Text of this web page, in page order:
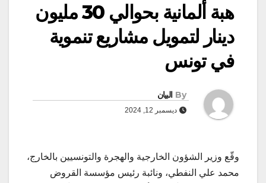
هبة ألمانية بحوالي 30 مليون
دينار لتمويل مشاريع تنموية
في تونس
By البيان
ديسمبر 12, 2024
وقّع وزير الشؤون الخارجية والهجرة والتونسيين بالخارج،
محمد علي النفطي، ونائبة رئيس مؤسسة القروض